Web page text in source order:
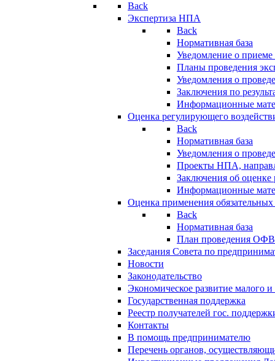
Back
Экспертиза НПА
Back
Нормативная база
Уведомление о
Планы проведения
Уведомления о
Заключения по
Информационные
Оценка регулирующего
Back
Нормативная база
Уведомления о
Проекты НПА,
Заключения об
Информационные
Оценка применения
Back
Нормативная база
План проведения
Заседания Совета по
Новости
Законодательство
Экономическое развитие малого и
Государственная поддержка
Реестр получателей гос.
Контакты
В помощь предпринимателю
Перечень органов,